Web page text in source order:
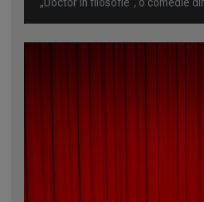
„Doctor în filosofie", o comedie